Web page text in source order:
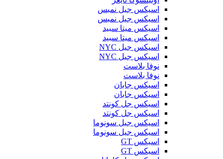
اسيكس جيل نمبس
اسيكس جيل نمبس
اسيكس ميتا سبيد
اسيكس ميتا سبيد
اسيكس جيل NYC
اسيكس جيل NYC
نوفا بلاست
نوفا بلاست
اسيكس جابان
اسيكس جابان
اسيكس جل كونتد
اسيكس جل كونتد
اسيكس جيل سونوما
اسيكس جيل سونوما
اسيكس GT
اسيكس GT